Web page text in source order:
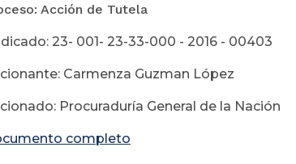
Acción de Tutela
23- 001- 23-33-000 - 2016 - 00403
Carmenza Guzman López
Procuraduría General de la Nación
completo